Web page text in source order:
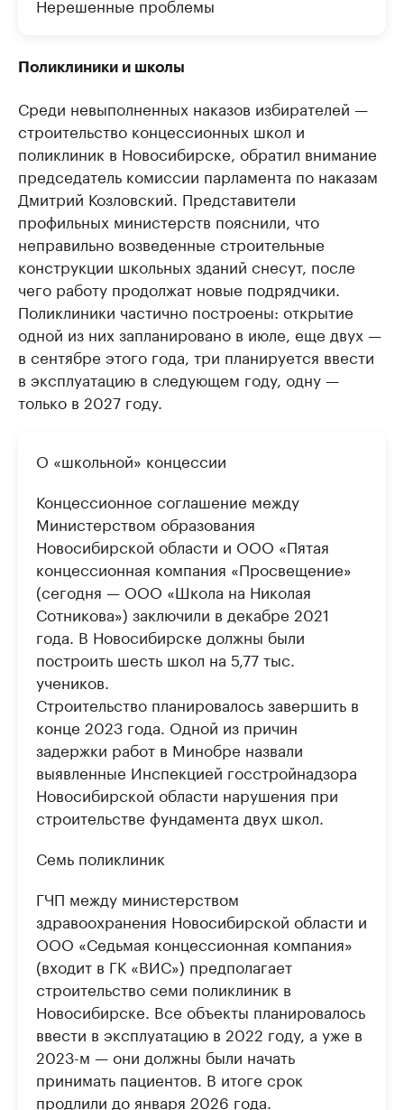
Поликлиники и школы
Среди невыполненных наказов избирателей —
строительство концессионных школ и
поликлиник в Новосибирске, обратил внимание
председатель комиссии парламента по наказам
Дмитрий Козловский. Представители
профильных министерств пояснили, что
неправильно возведенные строительные
конструкции школьных зданий снесут, после
чего работу продолжат новые подрядчики.
Поликлиники частично построены: открытие
одной из них запланировано в июле, еще двух —
в сентябре этого года, три планируется ввести
в эксплуатацию в следующем году, одну —
только в 2027 году.
О «школьной» концессии
Концессионное соглашение между
Министерством образования
Новосибирской области и ООО «Пятая
концессионная компания «Просвещение»
(сегодня — ООО «Школа на Николая
Сотникова») заключили в декабре 2021
года. В Новосибирске должны были
построить шесть школ на 5,77 тыс.
учеников.
Строительство планировалось завершить в
конце 2023 года. Одной из причин
задержки работ в Минобре назвали
выявленные Инспекцией госстройнадзора
Новосибирской области нарушения при
строительстве фундамента двух школ.
Семь поликлиник
ГЧП между министерством
здравоохранения Новосибирской области и
ООО «Седьмая концессионная компания»
(входит в ГК «ВИС») предполагает
строительство семи поликлиник в
Новосибирске. Все объекты планировалось
ввести в эксплуатацию в 2022 году, а уже в
2023-м — они должны были начать
принимать пациентов. В итоге срок
продлили до января 2026 года.